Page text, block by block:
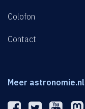
Colofon
Contact
Meer astronomie.nl